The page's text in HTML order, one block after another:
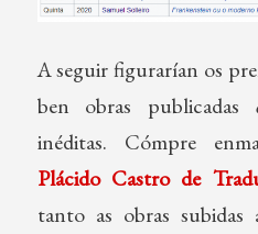
A seguir figurarían os
ben obras publicadas
inéditas. Cómpre
Plácido Castro de
tanto as obras subidas